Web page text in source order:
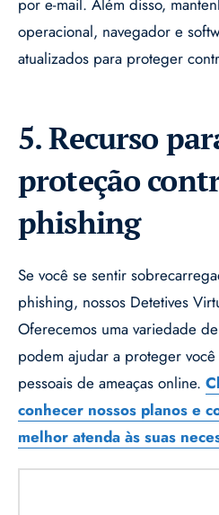
por e-mail. Além disso,
operacional, navegador e
atualizados para proteger
5. Recurso
proteção
phishing
Se você se sentir
phishing, nossos Detetives
Oferecemos uma variedade
podem ajudar a proteger
pessoais de ameaças online.
conhecer nossos planos e
melhor atenda às suas